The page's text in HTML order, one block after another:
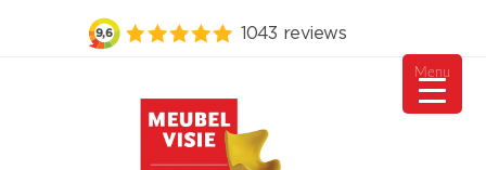
Menu